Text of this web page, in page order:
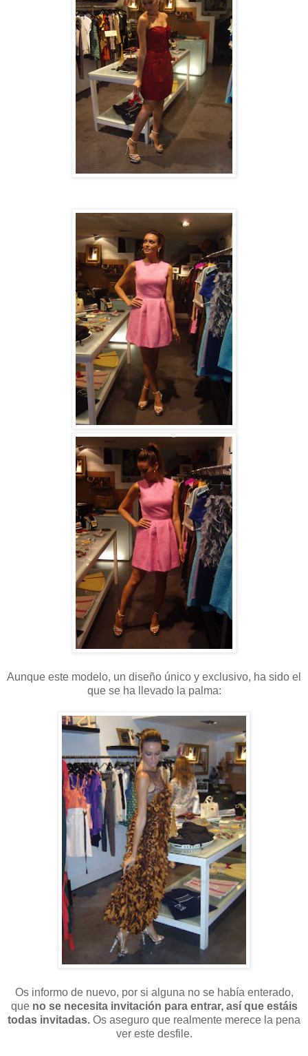
Aunque este modelo, un diseño único y exclusivo, ha sido el
que se ha llevado la palma:
Os informo de nuevo, por si alguna no se había enterado,
que no se necesita invitación para entrar, así que estáis
todas invitadas. Os aseguro que realmente merece la pena
ver este desfile.